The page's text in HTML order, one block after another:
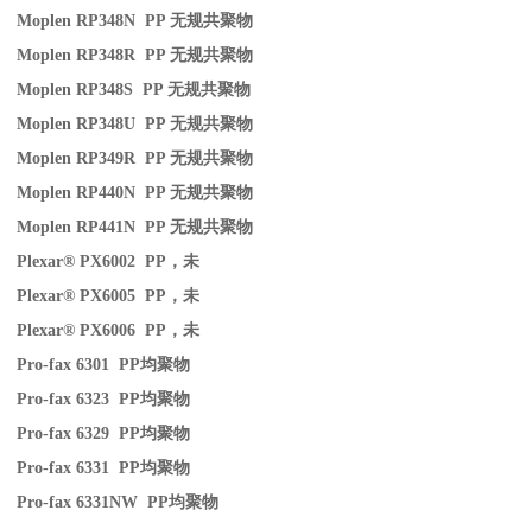
Moplen RP348N PP无规共聚物
Moplen RP348R PP无规共聚物
Moplen RP348S PP无规共聚物
Moplen RP348U PP无规共聚物
Moplen RP349R PP无规共聚物
Moplen RP440N PP无规共聚物
Moplen RP441N PP无规共聚物
Plexar® PX6002 PP ，未
Plexar® PX6005 PP ，未
Plexar® PX6006 PP ，未
Pro-fax 6301 PP均聚物
Pro-fax 6323 PP均聚物
Pro-fax 6329 PP均聚物
Pro-fax 6331 PP均聚物
Pro-fax 6331NW PP均聚物